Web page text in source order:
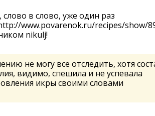
в слово, уже один раз
www.povarenok.ru/recipes/show/
nikulj!
не могу все отследить, хотя
видимо, спешила и не успевала
икры своими словами